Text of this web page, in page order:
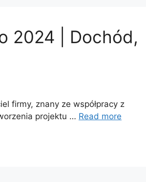
2024 | Dochód,
firmy, znany ze współpracy z
projektu … Read more